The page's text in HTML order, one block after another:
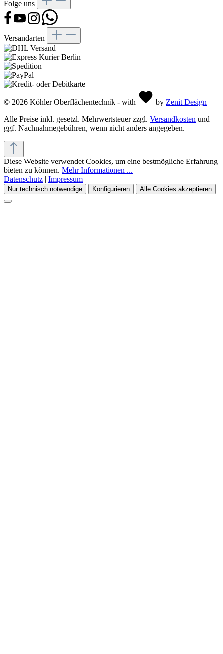
Folge uns
Versandarten
© 2026 Köhler Oberflächentechnik - with by Zenit Design
Alle Preise inkl. gesetzl. Mehrwertsteuer zzgl. Versandkosten und
ggf. Nachnahmegebühren, wenn nicht anders angegeben.
Diese Website verwendet Cookies, um eine bestmögliche Erfahrung
bieten zu können. Mehr Informationen ...
Datenschutz | Impressum
Nur technisch notwendige Konfigurieren Alle Cookies akzeptieren